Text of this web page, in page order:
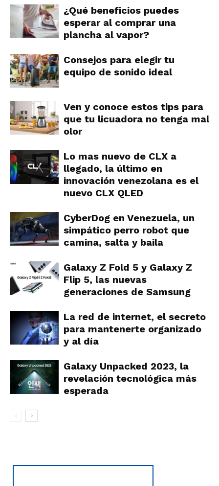
¿Qué beneficios puedes
esperar al comprar una
plancha al vapor?
Consejos para elegir tu
equipo de sonido ideal
Ven y conoce estos tips para
que tu licuadora no tenga mal
olor
Lo mas nuevo de CLX a
llegado, la último en
innovación venezolana es el
nuevo CLX QLED
CyberDog en Venezuela, un
simpático perro robot que
camina, salta y baila
Galaxy Z Fold 5 y Galaxy Z
Flip 5, las nuevas
generaciones de Samsung
La red de internet, el secreto
para mantenerte organizado
y al día
Galaxy Unpacked 2023, la
revelación tecnológica más
esperada